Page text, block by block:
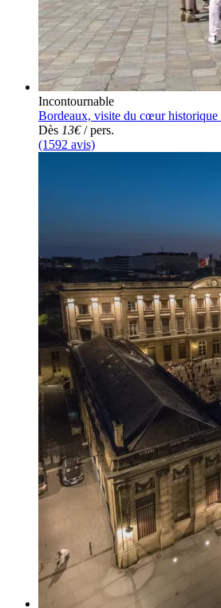
Incontournable
Bordeaux, visite du cœur historique
Dès 13€/ pers.
(1592 avis)